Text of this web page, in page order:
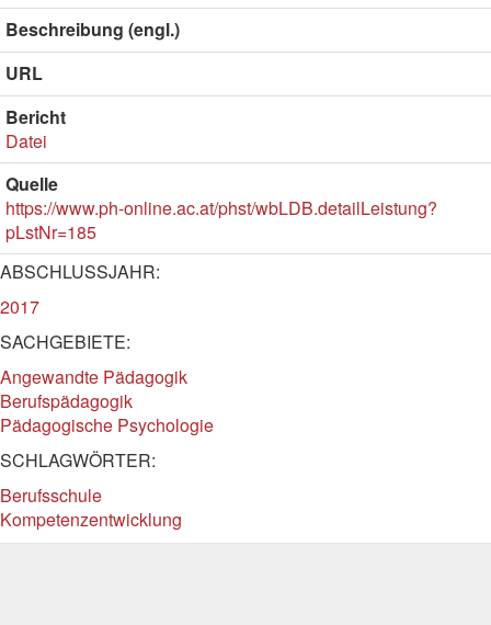
Beschreibung (engl.)
URL
Bericht
Datei
Quelle
https://www.ph-online.ac.at/phst/wbLDB.detailLeistung?
pLstNr=185
ABSCHLUSSJAHR:
2017
SACHGEBIETE:
Angewandte Pädagogik
Berufspädagogik
Pädagogische Psychologie
SCHLAGWÖRTER:
Berufsschule
Kompetenzentwicklung